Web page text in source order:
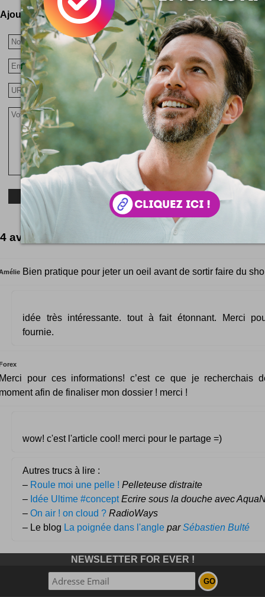
Ajoutez votre avis !
4 avis à lire
Bien pratique pour jeter un oeil avant de sortir faire du
idée très intéressante. tout à fait étonnant. Merci
fournie.
pour ces informations! c’est ce que je recherchais
afin de finaliser mon dossier ! merci !
wow! c'est l'article cool! merci pour le partage =)
Autres trucs à lire :
– Roule moi une pelle ! Pelleteuse distraite
– Idée Ultime #concept Ecrire sous la douche avec
– On air ! on cloud ? RadioWays
– Le blog La poignée dans l'angle parSébastien Bulté
NEWSLETTER FOR EVER !